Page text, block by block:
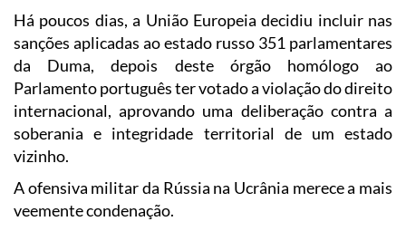
Há poucos dias, a União Europeia decidiu incluir nas
sanções aplicadas ao estado russo 351 parlamentares
da Duma, depois deste órgão homólogo ao
Parlamento português ter votado a violação do direito
internacional, aprovando uma deliberação contra a
soberania e integridade territorial de um estado
vizinho.
A ofensiva militar da Rússia na Ucrânia merece a mais
veemente condenação.